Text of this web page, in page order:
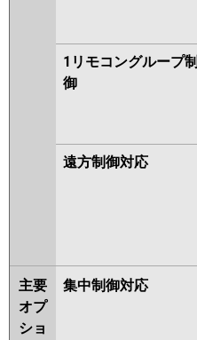
1リモコングループ制
御
遠方制御対応
主要
オプ
ショ
集中制御対応